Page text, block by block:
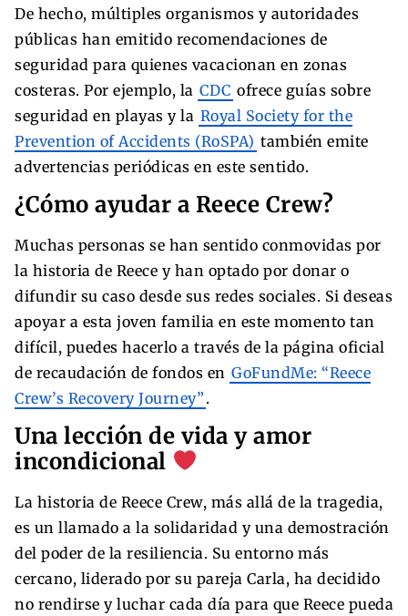
De hecho, múltiples organismos y autoridades
públicas han emitido recomendaciones de
seguridad para quienes vacacionan en zonas
costeras. Por ejemplo, la CDC ofrece guías sobre
seguridad en playas y la Royal Society for the
Prevention of Accidents (RoSPA) también emite
advertencias periódicas en este sentido.
¿Cómo ayudar a Reece Crew?
Muchas personas se han sentido conmovidas por
la historia de Reece y han optado por donar o
difundir su caso desde sus redes sociales. Si deseas
apoyar a esta joven familia en este momento tan
difícil, puedes hacerlo a través de la página oficial
de recaudación de fondos en GoFundMe: “Reece
Crew’s Recovery Journey” .
Una lección de vida y amor
incondicional
La historia de Reece Crew, más allá de la tragedia,
es un llamado a la solidaridad y una demostración
del poder de la resiliencia. Su entorno más
cercano, liderado por su pareja Carla, ha decidido
no rendirse y luchar cada día para que Reece pueda